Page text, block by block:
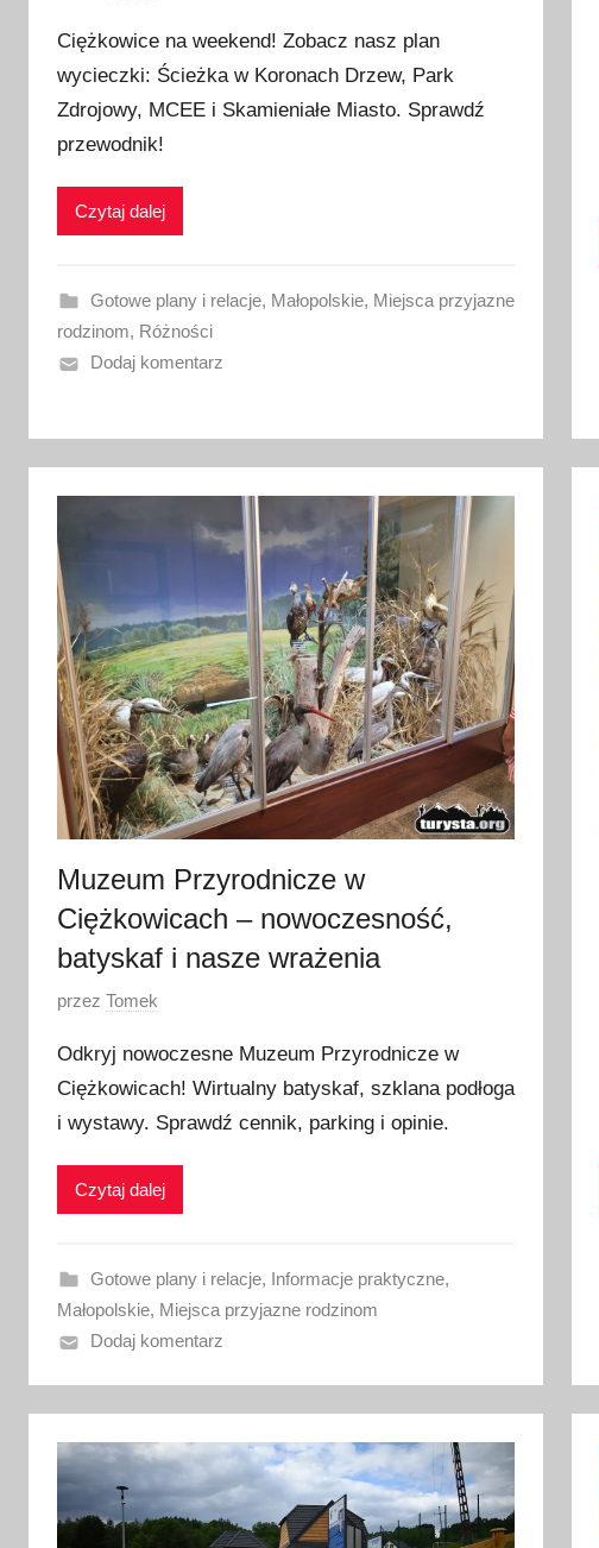
u
b
l
i
w
n
o
1
a
2
0
2
6
Ciężkowice na weekend! Zobacz nasz plan
wycieczki: Ścieżka w Koronach Drzew, Park
Zdrojowy, MCEE i Skamieniałe Miasto. Sprawdź
przewodnik!
Czytaj dalej
Gotowe plany i relacje, Małopolskie, Miejsca przyjazne
rodzinom, Różności
Dodaj komentarz
Muzeum Przyrodnicze w
Ciężkowicach – nowoczesność,
batyskaf i nasze wrażenia
O
u
b
l
o
a
n
o
i
c
przez Tomek
Odkryj nowoczesne Muzeum Przyrodnicze w
Ciężkowicach! Wirtualny batyskaf, szklana podłoga
i wystawy. Sprawdź cennik, parking i opinie.
Czytaj dalej
Gotowe plany i relacje, Informacje praktyczne,
Małopolskie, Miejsca przyjazne rodzinom
Dodaj komentarz